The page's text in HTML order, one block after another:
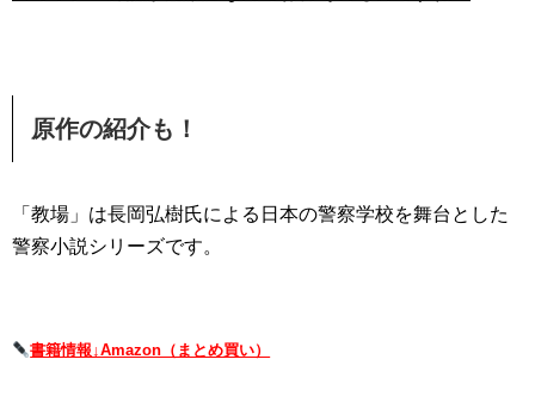
原作の紹介も！
「教場」は長岡弘樹氏による日本の警察学校を舞台とした
警察小説シリーズです。
書籍情報↓Amazon（まとめ買い）